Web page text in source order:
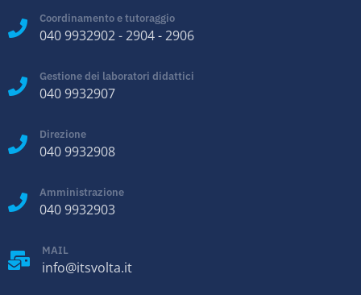
Coordinamento e tutoraggio
040 9932902-2904-2906
Gestione dei laboratori didattici
040 9932907
Direzione
040 9932908
Amministrazione
040 9932903
MAIL
info@itsvolta.it